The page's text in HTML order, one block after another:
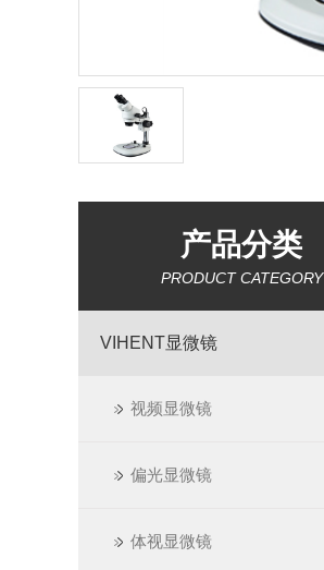
产品分类
PRODUCT CATEGORY
VIHENT显微镜
视频显微镜
偏光显微镜
体视显微镜